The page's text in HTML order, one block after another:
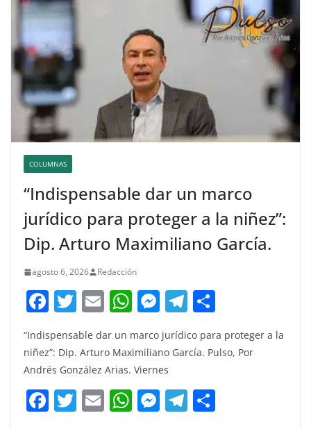
COLUMNAS
“Indispensable dar un marco
jurídico para proteger a la niñez”:
Dip. Arturo Maximiliano García.
agosto 6, 2026 Redacción
F
c
e
b
o
T
w
itt
er
E
ai
l
W
at
s
A
p
M
e
ss
e
n
g
T
e
a
m
m
“Indispensable dar un marco jurídico para proteger a la
niñez”: Dip. Arturo Maximiliano García. Pulso, Por
Andrés González Arias. Viernes
F T E W M T